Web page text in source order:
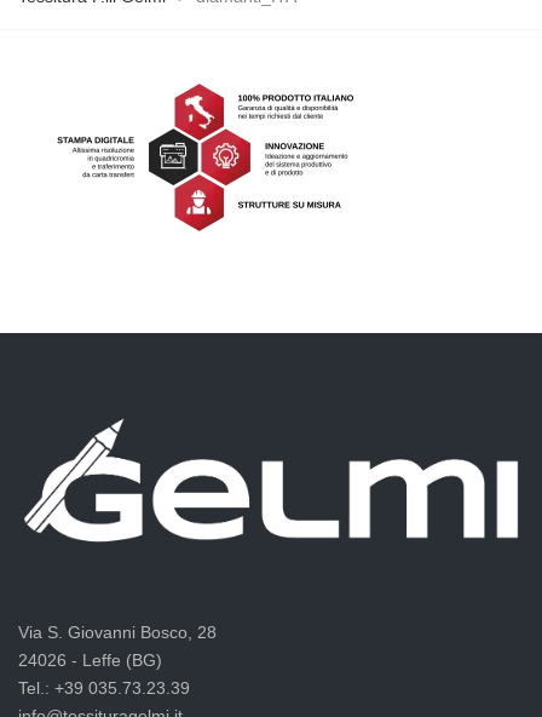
Via S. Giovanni Bosco, 28
24026 - Leffe (BG)
Tel.: +39 035.73.23.39